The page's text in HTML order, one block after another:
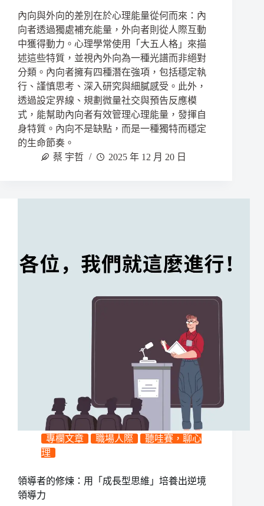
內向與外向的差別在於心理能量從何而來：內
向者透過獨處補充能量，外向者則從人際互動
中獲得動力。心理學常使用「大五人格」來描
述這些特質，並視內外向為一種光譜而非絕對
分類。內向者擁有四種潛在強項，包括穩定執
行、謹慎思考、深入研究與細膩感受。此外，
透過設定界線、規劃微量社交與預告反應模
式，能幫助內向者有效管理心理能量，發揮自
身特質。內向不是缺點，而是一種獨特而穩定
的生命節奏。
蔡 宇哲
2025 年 12 月 20 日
專欄文章 職場人際
聽哇賽，聊心
理
領導者的修煉：用「成長型思維」培養出逆境
領導力